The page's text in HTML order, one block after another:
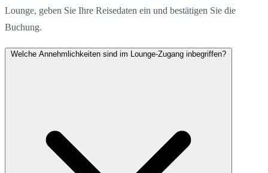
Lounge, geben Sie Ihre Reisedaten ein und bestätigen Sie die
Buchung.
Welche Annehmlichkeiten sind im Lounge-Zugang inbegriffen?